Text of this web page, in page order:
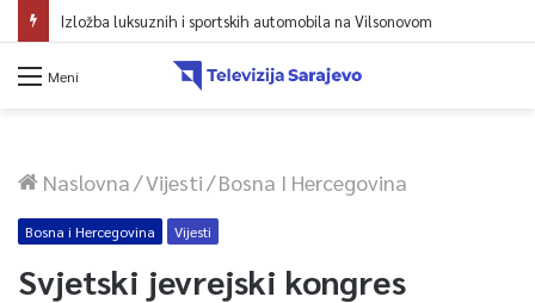
Izložba luksuznih i sportskih automobila na Vilsonovom
Meni
Naslovna/Vijesti/Bosna I Hercegovina
Bosna i Hercegovina Vijesti
Svjetski jevrejski kongres